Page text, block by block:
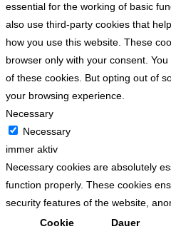
essential for the working of basic
also use third-party cookies that
how you use this website. These
browser only with your consent.
of these cookies. But opting out of
your browsing experience.
Necessary
Necessary
immer aktiv
Necessary cookies are absolutely
function properly. These cookies
security features of the website,
Cookie
Dauer